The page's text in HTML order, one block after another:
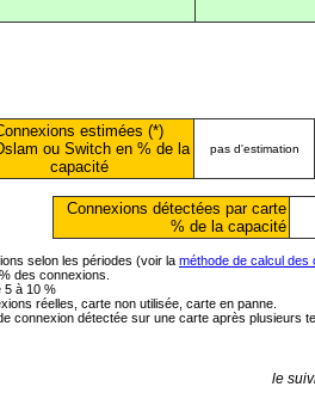
estimées (*)
ou Switch en % de la
capacité
pas d'estimation
Connexions détectées par carte
% de la capacité
selon les périodes (voir la méthode de calcul des
des connexions.
5 à 10 %
réelles, carte non utilisée, carte en panne.
connexion détectée sur une carte après plusieurs
le